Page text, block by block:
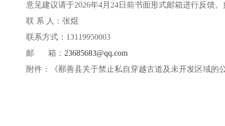
意见建议请于2026年4月24日前书面形式邮箱进行反馈
联 系 人：张焜
联系方式： 13119950003
邮
箱： 23685683@qq.com
附件：《鄯善县关于禁止私自穿越古道及未开发区域的